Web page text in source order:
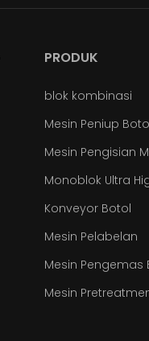
PRODUK
blok kombinasi
Mesin Peniup
Mesin Pengisian
Monoblok Ultra
Konveyor Botol
Mesin Pelabelan
Mesin Pengemas
Mesin